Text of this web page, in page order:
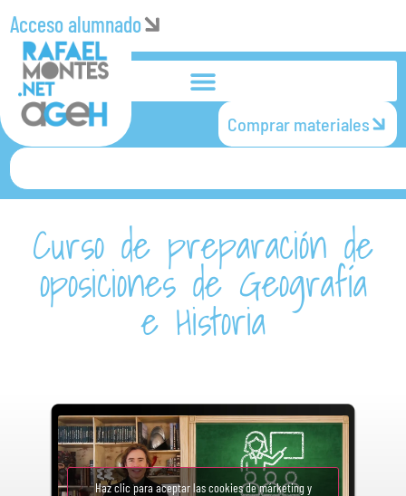
Acceso alumnado
Comprar materiales
Curso de preparación de
oposiciones de Geografía
e Historia
Haz clic para aceptar las cookies de márketing y